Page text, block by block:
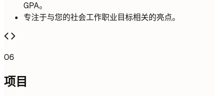
GPA。
专注于与您的社会工作职业目标相关的亮点。
06
项目